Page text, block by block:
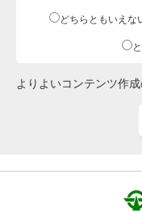
どちらともいえな
よりよいコンテンツ作